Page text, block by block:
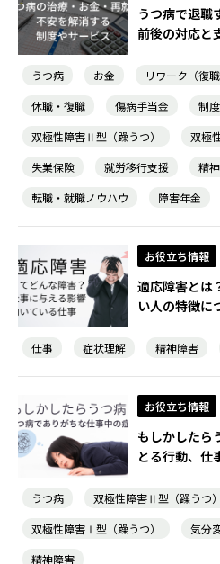
うつ病で退職
前後の対応と
うつ病 お金 リワーク（復
休職・復職
傷病手当金
制度
双極性障害Ⅱ型（躁うつ）
双極
失業保険
就労移行支援 精
転職・就職ノウハウ
障害年金
お役立ち情報
適応障害とは
い人の特徴に
仕事 症状理解 精神障害
お役立ち情報
もしかしたら
とる行動、仕
うつ病
双極性障害Ⅱ型（躁うつ）
双極性障害Ⅰ型（躁うつ）
気分
精神障害